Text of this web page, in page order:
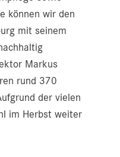
können wir den
mit seinem
Markus
rund 370
der vielen
im Herbst weiter